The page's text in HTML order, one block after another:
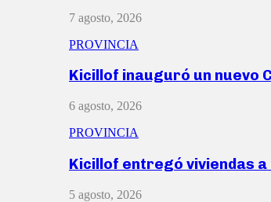
7 agosto, 2026
PROVINCIA
Kicillof inauguró un nuevo
6 agosto, 2026
PROVINCIA
Kicillof entregó viviendas
5 agosto, 2026